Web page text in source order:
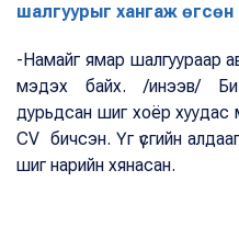
шалгуурыг хангаж өгсөн
-Намайг ямар шалгуураар
мэдэх байх. /инээв/
дурьдсан шиг хоёр
CV бичсэн. Үг үсгийн
шиг нарийн хянасан.